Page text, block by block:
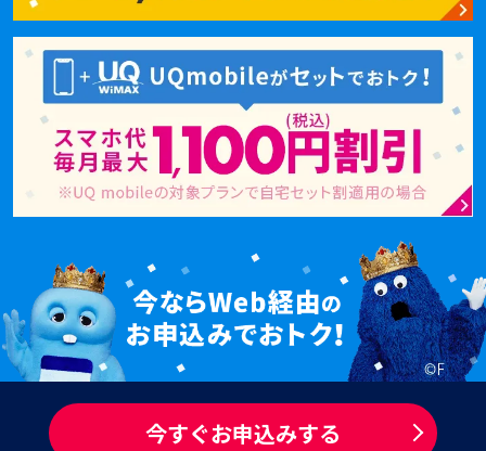
今すぐお申込みする